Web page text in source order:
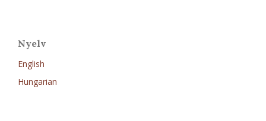
Nyelv
English
Hungarian